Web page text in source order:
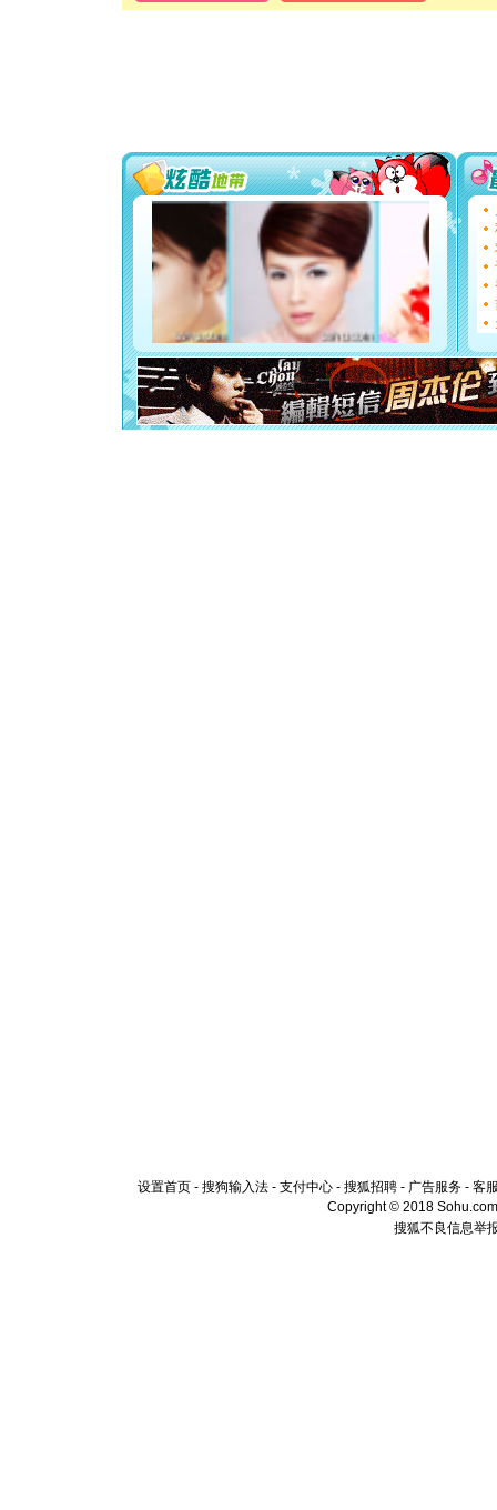
[圣诞节]
能正大光
都要快乐
[圣诞节]
如意,快
[元旦]
看
断电。
你是我
[元旦]
如
起；二
离。水
[元旦]当
泣，这痛
卖了。水
[春节]风
颜！冬去
设置首页 - 搜狗输入法 - 支付中心 - 搜狐招聘 - 广告服务 - 客
Copyright © 2018
搜狐不良信息举